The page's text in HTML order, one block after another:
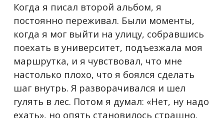
Когда я писал второй альбом, я
постоянно переживал. Были моменты,
когда я мог выйти на улицу, собравшись
поехать в университет, подъезжала моя
маршрутка, и я чувствовал, что мне
настолько плохо, что я боялся сделать
шаг внутрь. Я разворачивался и шел
гулять в лес. Потом я думал: «Нет, ну надо
ехать», но опять становилось страшно.